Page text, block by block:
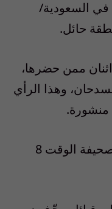
في السعودية/
حائل.
بها اثنان ممن حضرها،
وهذا الرأي
منشورة.
[3] راجع مقالنا ‘’المنبوذون’’ – صحيفة الوقت 8